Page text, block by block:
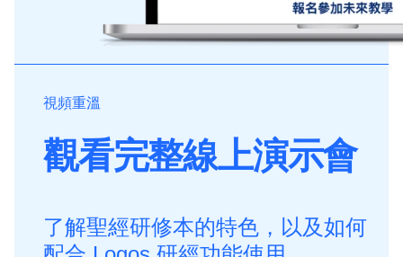
視頻重溫
觀看完整線上演示會
了解聖經研修本的特色，以及如何